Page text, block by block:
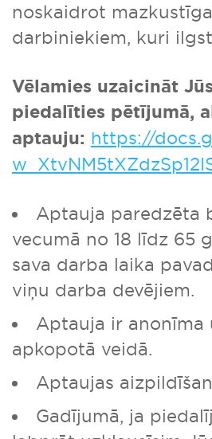
noskaidrot
darbiniekiem, kuri
Vēlamies uzaicināt
piedalīties pētījumā,
aptauju: https://
Aptauja paredzēta
vecumā no 18 līdz 65
sava darba laika
viņu darba devējiem.
Aptauja ir
apkopotā veidā.
Aptaujas
Gadījumā, ja